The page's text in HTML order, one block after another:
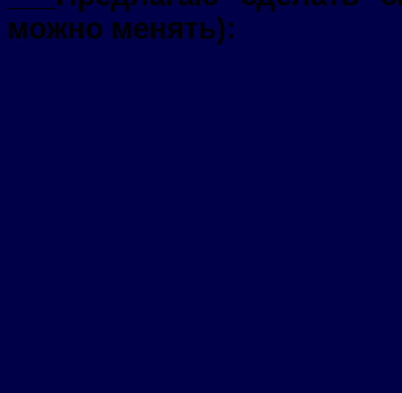
можно менять):